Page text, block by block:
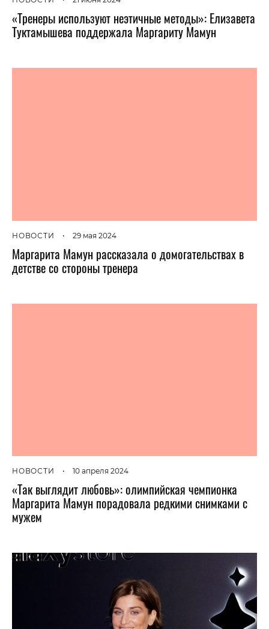
«Тренеры используют неэтичные методы»: Елизавета
Туктамышева поддержала Маргариту Мамун
НОВОСТИ • 29 мая 2024
Маргарита Мамун рассказала о домогательствах в
детстве со стороны тренера
НОВОСТИ • 10 апреля 2024
«Так выглядит любовь»: олимпийская чемпионка
Маргарита Мамун порадовала редкими снимками с
мужем